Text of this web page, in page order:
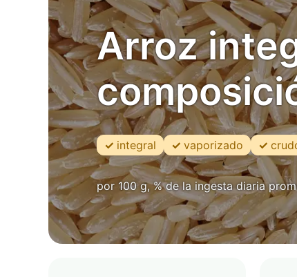
Arroz
integral vaporizado
por 100 g, % de la ingesta diaria